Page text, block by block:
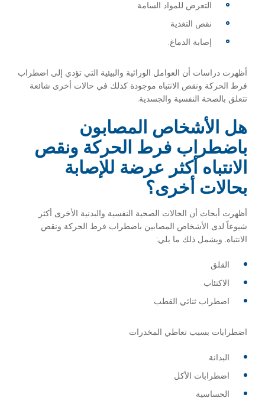
التعرض للمواد السامة
نقص التغذية
إصابة الدماغ.
أظهرت دراسات أن العوامل الوراثية والبيئية التي تؤدي إلى اضطراب
فرط الحركة ونقص الانتباه موجودة كذلك في حالات أخرى شائعة
تتعلق بالصحة النفسية والجسدية.
هل الأشخاص المصابون
باضطراب فرط الحركة ونقص
الانتباه أكثر عرضة للإصابة
بحالات أخرى؟
أظهرت أبحاث أن الحالات الصحية النفسية والبدنية الأخرى أكثر
شيوعاً لدى الأشخاص المصابين باضطراب فرط الحركة ونقص
الانتباه. ويشمل ذلك ما يلي:
القلق
الاكتئاب
اضطراب ثنائي القطب
اضطرابات بسبب تعاطي المخدرات
البدانة
اضطرابات الأكل
الحساسية